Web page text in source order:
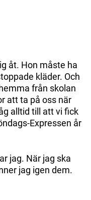
åt. Hon måste ha
kläder. Och
från skolan
att ta på oss när
alltid till att vi fick
Expressen år
jag. När jag ska
jag igen dem.